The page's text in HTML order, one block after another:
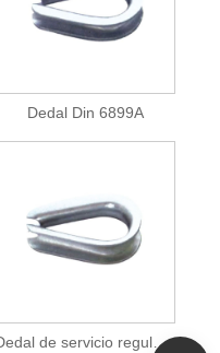
Dedal Din 6899A
Dedal de servicio regular tipo G411 de EE. UU.